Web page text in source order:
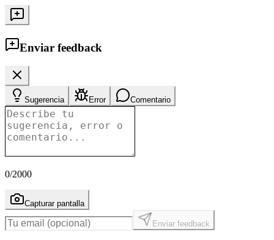
Enviar feedback
Sugerencia Error Comentario
0/2000
Capturar pantalla
Enviar feedback